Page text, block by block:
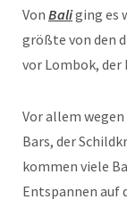
Von Baliging es
größte von den
vor Lombok, der
Vor allem
Bars, der
kommen viele
Entspannen auf